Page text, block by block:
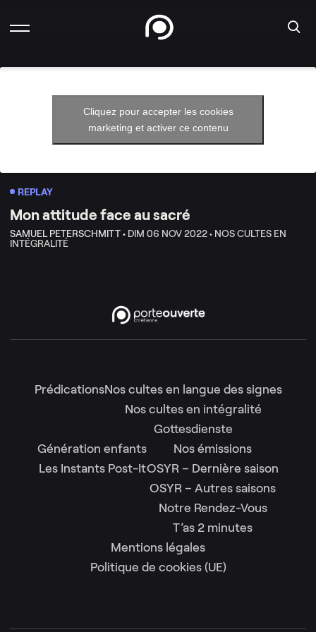
Cliquez pour accepter les cookies
marketing et activer ce contenu
REPLAY
Mon attitude face au sacré
SAMUEL PETERSCHMITT • DIM 06 NOV 2022 • NOS CULTES EN
INTÉGRALITÉ
PrédicationsNos cultes en langue des signes
Nos cultes en intégralité
Gottesdienste
Génération enfants
Les Instants Post-It
Nos émissions
OSYR – Dernière saison
OSYR – Autres saisons
Notre Rendez-Vous
T’as 2 minutes
Mentions légales
Politique de cookies (UE)